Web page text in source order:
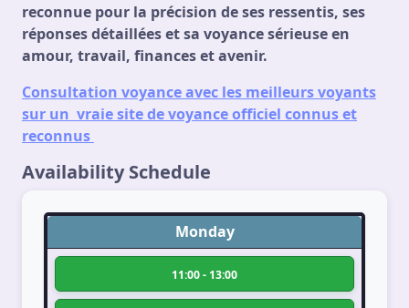
reconnue pour la précision de ses ressentis, ses
réponses détaillées et sa voyance sérieuse en
amour, travail, finances et avenir.
Consultation voyance avec les meilleurs voyants
sur un vraie site de voyance officiel connus et
reconnus
Availability Schedule
Monday
11:00 - 13:00